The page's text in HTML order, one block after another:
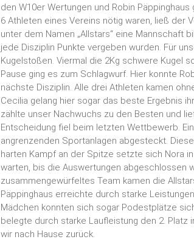
den W10er Wertungen und Robin
6 Athleten eines Vereins nötig waren, ließ der
unter dem Namen „Allstars“ eine Mannschaft
jede Disziplin Punkte vergeben wurden. Für
Kugelstoßen. Viermal die 2Kg schwere Kugel
Pause ging es zum Schlagwurf. Hier konnte
nächste Disziplin. Alle drei Athleten kamen
Cecilia gelang hier sogar das beste Ergebnis
zählte unser Nachwuchs zu den Besten und
Entscheidung fiel beim letzten Wettbewerb.
angrenzenden Sportanlagen abgesteckt.
harten Kampf an der Spitze setzte sich Nora
warten, bis die Auswertungen abgeschlossen
zusammengewürfeltes Team kamen die
Päppinghaus erreichte durch starke
Mädchen konnten sich sogar Podestplätze
belegte durch starke Laufleistung den 2. Platz
wir nach Hause zurück.